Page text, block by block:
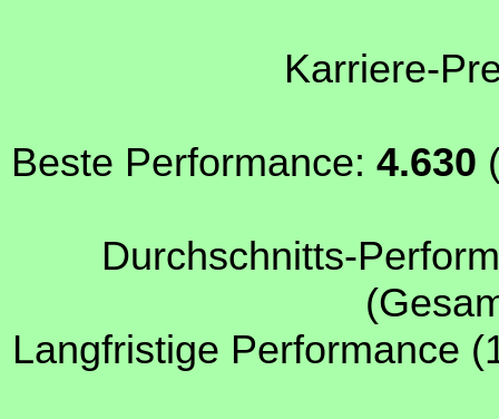
Karriere-
Beste Performance: 4.630
Durchschnitts-
Langfristige Performance